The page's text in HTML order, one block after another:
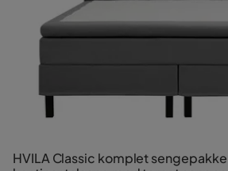
HVILA Classic komplet